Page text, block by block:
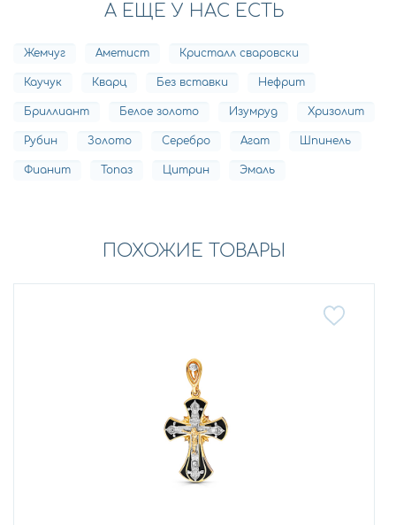
А ЕЩЕ У НАС ЕСТЬ
Жемчуг Аметист Кристалл сваровски
Каучук Кварц Без вставки Нефрит
Бриллиант Белое золото Изумруд Хризолит
Рубин Золото Серебро Агат Шпинель
Фианит Топаз Цитрин Эмаль
ПОХОЖИЕ ТОВАРЫ